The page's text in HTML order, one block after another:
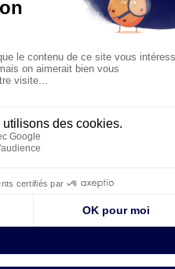
proposée en communion de
Visiter la page de